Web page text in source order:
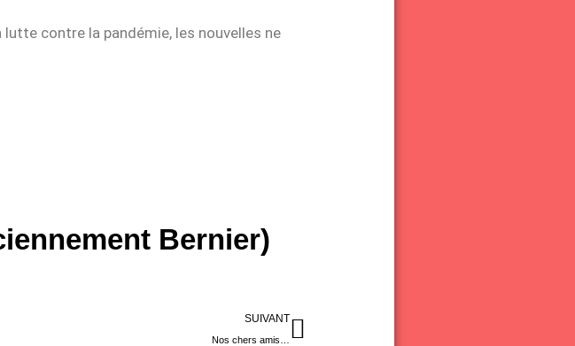
contre la pandémie, les nouvelles ne
Bernier)
SUIVANT
Nos chers amis…
Suivant